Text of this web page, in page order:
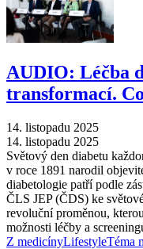
AUDIO: Léčba
transformací.
14. listopadu 2025
14. listopadu 2025
Světový den diabetu
v roce 1891 narodil
diabetologie patří podle
ČLS JEP (ČDS) ke
revoluční proměnou,
možnosti léčby a
Z medicínyLifestyleTéma